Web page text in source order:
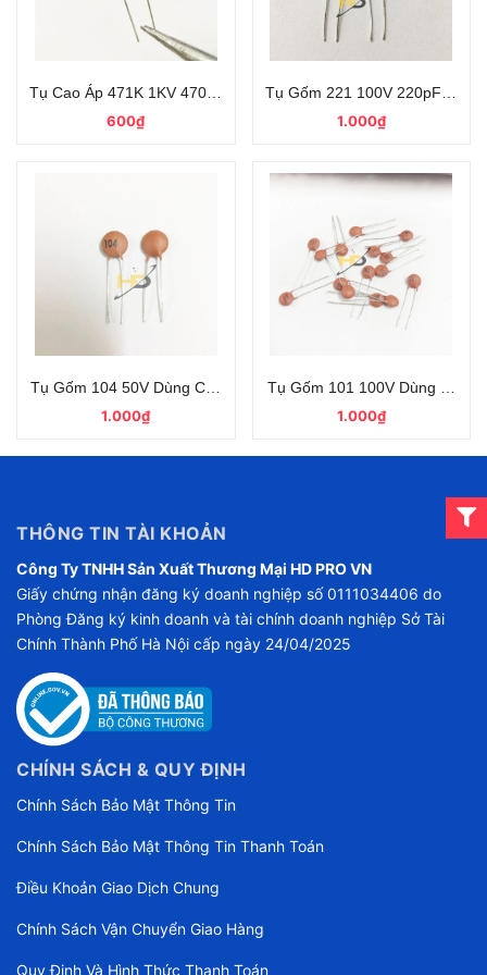
Tụ Cao Áp 471K 1KV 470pF Chân Cắm Xanh Dương
600₫
Tụ Gốm 221 100V 220pF 221p
1.000₫
Tụ Gốm 104 50V Dùng Cho Bếp Từ (10C)
1.000₫
Tụ Gốm 101 100V Dùng Cho
1.000₫
THÔNG TIN TÀI KHOẢN
Công Ty TNHH Sản Xuất Thương Mại HD PRO VN
Giấy chứng nhận đăng ký doanh nghiệp số 0111034406 do
Phòng Đăng ký kinh doanh và tài chính doanh nghiệp Sở Tài
Chính Thành Phố Hà Nội cấp ngày 24/04/2025
CHÍNH SÁCH & QUY ĐỊNH
Chính Sách Bảo Mật Thông Tin
Chính Sách Bảo Mật Thông Tin Thanh Toán
Điều Khoản Giao Dịch Chung
Chính Sách Vận Chuyển Giao Hàng
Quy Định Và Hình Thức Thanh Toán